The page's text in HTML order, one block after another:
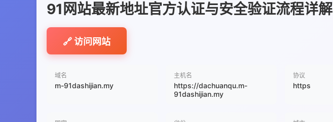
91网站最新地址官方认证与安全验证流程详解
🔗 访问网站
域名
m-91dashijian.my
主机名
https://dachuanqu.m-
91dashijian.my
协议
https